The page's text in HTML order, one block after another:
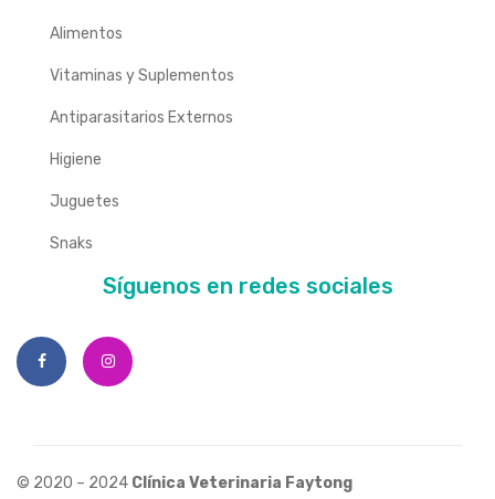
Alimentos
Vitaminas y Suplementos
Antiparasitarios Externos
Higiene
Juguetes
Snaks
Síguenos en redes sociales
© 2020 – 2024 Clínica Veterinaria Faytong